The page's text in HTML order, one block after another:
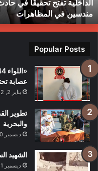
من
قبل
مندسين
في
المظاهرات
الداخلية تفتح تحقيقًا في
مندسين في المظاهرات
Popular Posts
عصابة
يناير 2, 2022
تطوير
والبحرية
ديسمبر 20, 2023
الشهيد
ديسمبر 31, 2023